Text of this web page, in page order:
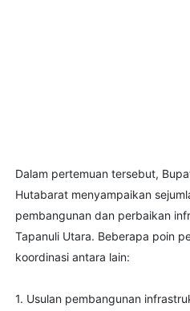
Dalam pertemuan tersebut,
Hutabarat menyampaikan
pembangunan dan perbaikan
Tapanuli Utara. Beberapa poin
koordinasi antara lain:
1. Usulan pembangunan